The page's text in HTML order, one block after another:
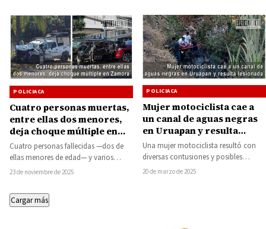
POLICIACA
Cuatro personas muertas,
entre ellas dos menores,
deja choque múltiple en
Zamora
Cuatro personas fallecidas —dos de
ellas menores de edad— y varios
lesionados fue el saldo de un choque-
23 de noviembre de 2025
POLICIACA
Mujer motociclista cae a
un canal de aguas negras
en Uruapan y resulta
lesionada
Una mujer motociclista resultó con
diversas contusiones y posibles
fracturas tras caer a un canal de aguas
20 de marzo de 2025
Cargar más